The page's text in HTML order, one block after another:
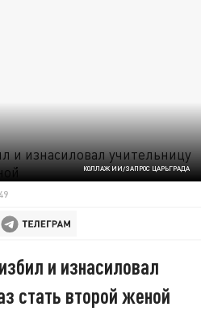
КОЛЛАЖ ИИ/ЗАПРОС ЦАРЬГРАДА
и изнасиловал
стать второй женой